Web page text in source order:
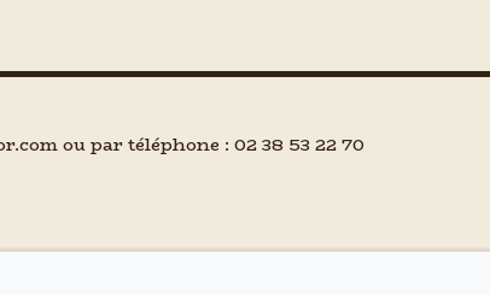
ou par téléphone : 02 38 53 22 70